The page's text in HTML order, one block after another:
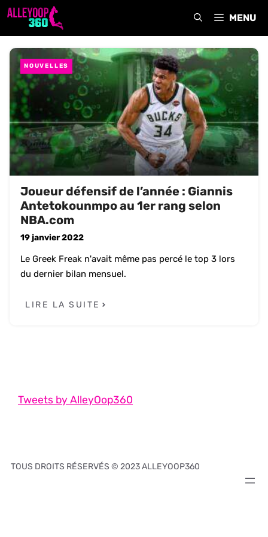
Aller
MENU
NOUVELLES
Joueur défensif de l’année : Giannis
Antetokounmpo au 1er rang selon
NBA.com
19 janvier 2022
Le Greek Freak n'avait même pas percé le top 3 lors
du dernier bilan mensuel.
LIRE LA SUITE
Tweets by AlleyOop360
TOUS DROITS RÉSERVÉS © 2023 ALLEYOOP360